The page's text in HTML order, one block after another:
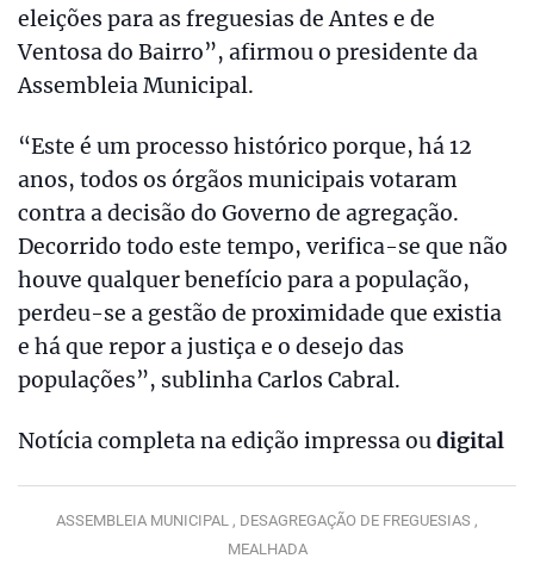
eleições para as freguesias de Antes e de
Ventosa do Bairro”, afirmou o presidente da
Assembleia Municipal.
“Este é um processo histórico porque, há 12
anos, todos os órgãos municipais votaram
contra a decisão do Governo de agregação.
Decorrido todo este tempo, verifica-se que não
houve qualquer benefício para a população,
perdeu-se a gestão de proximidade que existia
e há que repor a justiça e o desejo das
populações”, sublinha Carlos Cabral.
Notícia completa na edição impressa oudigital
ASSEMBLEIA MUNICIPAL , DESAGREGAÇÃO DE FREGUESIAS ,
MEALHADA